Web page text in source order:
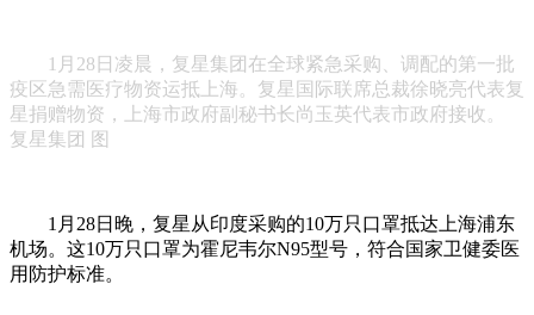
1月28日凌晨，复星集团在全球紧急采购、调配的第一批
疫区急需医疗物资运抵上海。复星国际联席总裁徐晓亮代表复
星捐赠物资，上海市政府副秘书长尚玉英代表市政府接收。
复星集团 图
1月28日晚，复星从印度采购的10万只口罩抵达上海浦东
机场。这10万只口罩为霍尼韦尔N95型号，符合国家卫健委医
用防护标准。